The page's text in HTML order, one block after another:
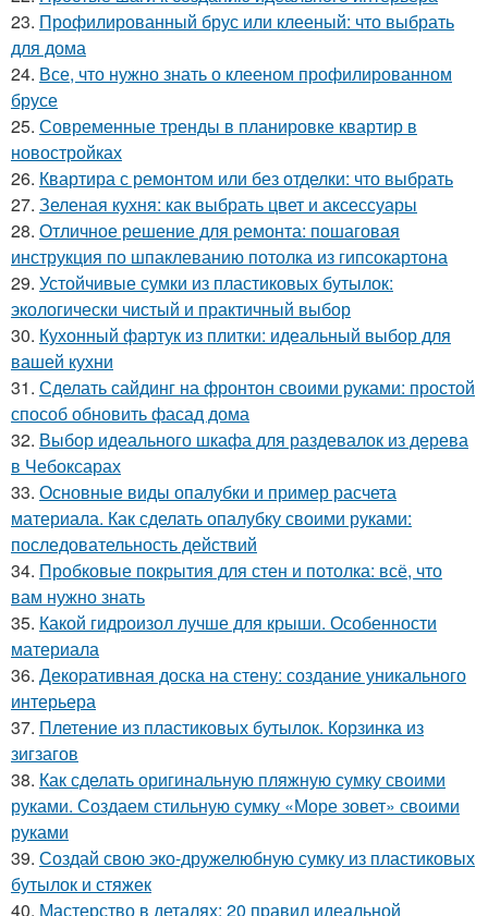
23. Профилированный брус или клееный: что выбрать
для дома
24. Все, что нужно знать о клееном профилированном
брусе
25. Современные тренды в планировке квартир в
новостройках
26. Квартира с ремонтом или без отделки: что выбрать
27. Зеленая кухня: как выбрать цвет и аксессуары
28. Отличное решение для ремонта: пошаговая
инструкция по шпаклеванию потолка из гипсокартона
29. Устойчивые сумки из пластиковых бутылок:
экологически чистый и практичный выбор
30. Кухонный фартук из плитки: идеальный выбор для
вашей кухни
31. Сделать сайдинг на фронтон своими руками: простой
способ обновить фасад дома
32. Выбор идеального шкафа для раздевалок из дерева
в Чебоксарах
33. Основные виды опалубки и пример расчета
материала. Как сделать опалубку своими руками:
последовательность действий
34. Пробковые покрытия для стен и потолка: всё, что
вам нужно знать
35. Какой гидроизол лучше для крыши. Особенности
материала
36. Декоративная доска на стену: создание уникального
интерьера
37. Плетение из пластиковых бутылок. Корзинка из
зигзагов
38. Как сделать оригинальную пляжную сумку своими
руками. Создаем стильную сумку «Море зовет» своими
руками
39. Создай свою эко-дружелюбную сумку из пластиковых
бутылок и стяжек
40. Мастерство в деталях: 20 правил идеальной